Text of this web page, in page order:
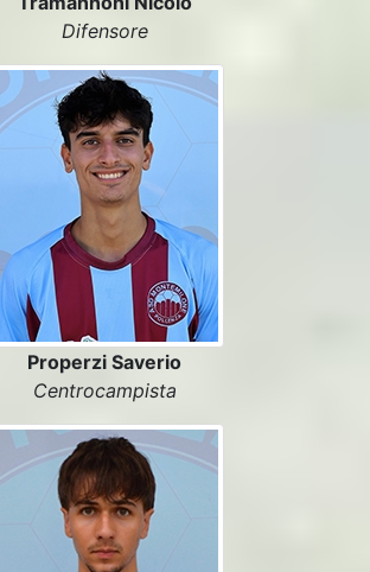
Difensore
Properzi Saverio
Centrocampista